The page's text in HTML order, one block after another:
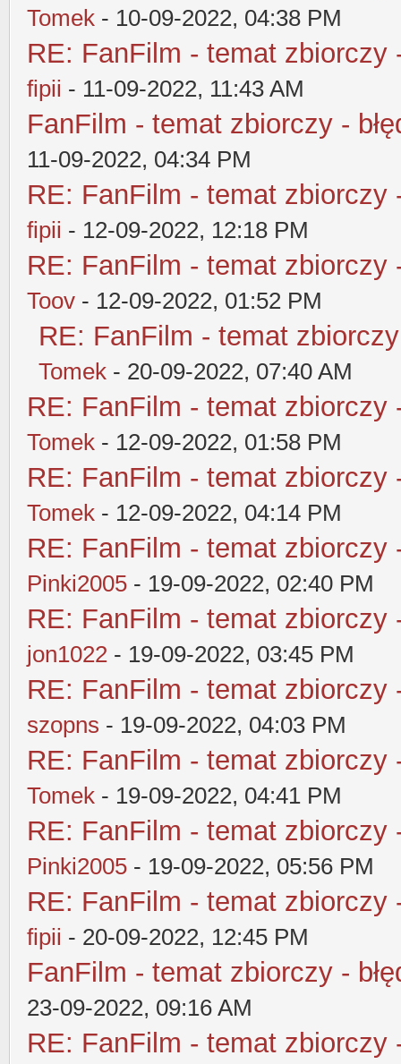
Tomek - 10-09-2022, 04:38 PM
RE: FanFilm - temat zbiorczy
fipii - 11-09-2022, 11:43 AM
FanFilm - temat zbiorczy -
11-09-2022, 04:34 PM
RE: FanFilm - temat zbiorczy
fipii - 12-09-2022, 12:18 PM
RE: FanFilm - temat zbiorczy
Toov - 12-09-2022, 01:52 PM
RE: FanFilm - temat
Tomek - 20-09-2022, 07:40 AM
RE: FanFilm - temat zbiorczy
Tomek - 12-09-2022, 01:58 PM
RE: FanFilm - temat zbiorczy
Tomek - 12-09-2022, 04:14 PM
RE: FanFilm - temat zbiorczy
Pinki2005 - 19-09-2022, 02:40 PM
RE: FanFilm - temat zbiorczy
jon1022 - 19-09-2022, 03:45 PM
RE: FanFilm - temat zbiorczy
szopns - 19-09-2022, 04:03 PM
RE: FanFilm - temat zbiorczy
Tomek - 19-09-2022, 04:41 PM
RE: FanFilm - temat zbiorczy
Pinki2005 - 19-09-2022, 05:56 PM
RE: FanFilm - temat zbiorczy
fipii - 20-09-2022, 12:45 PM
FanFilm - temat zbiorczy -
23-09-2022, 09:16 AM
RE: FanFilm - temat zbiorczy